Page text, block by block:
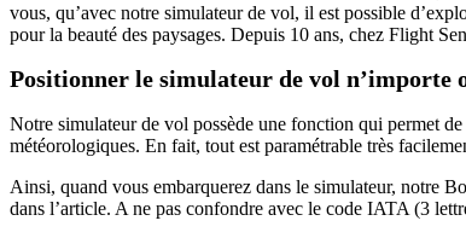
vous, qu’avec notre simulateur de vol, il est possible
pour la beauté des paysages. Depuis 10 ans, chez Flight
Positionner le simulateur de vol n’importe
Notre simulateur de vol possède une fonction qui permet
météorologiques. En fait, tout est paramétrable très
Ainsi, quand vous embarquerez dans le simulateur, notre
dans l’article. A ne pas confondre avec le code IATA (3